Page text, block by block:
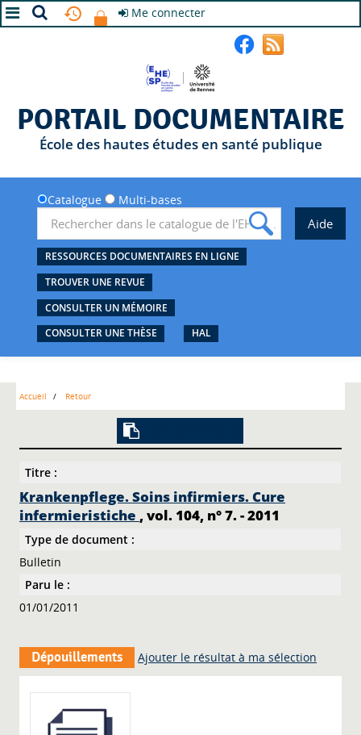
Me connecter
PORTAIL DOCUMENTAIRE
École des hautes études en santé publique
Catalogue Multi-bases
RESSOURCES DOCUMENTAIRES EN LIGNE
TROUVER UNE REVUE
CONSULTER UN MÉMOIRE
CONSULTER UNE THÈSE
HAL
Accueil Retour
Titre :
Krankenpflege. Soins infirmiers. Cure
infermieristiche
, vol. 104, n° 7. - 2011
Type de document :
Bulletin
Paru le :
01/01/2011
Dépouillements Ajouter le résultat à ma sélection